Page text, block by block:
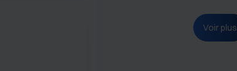
Voir plus